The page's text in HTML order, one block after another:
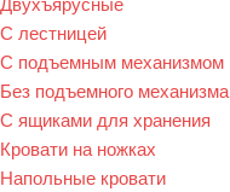
С лестницей
С подъемным механизмом
Без подъемного механизма
С ящиками для хранения
Кровати на ножках
Напольные кровати